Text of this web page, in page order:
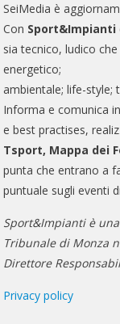
SeiMedia è
Con Sport&Impianti
sia tecnico, ludico
energetico;
ambientale; life-style;
Informa e comunica
e best practises,
Tsport, Mappa dei
punta che entrano a
puntuale sugli eventi
Sport&Impianti è
Tribunale di Monza
Direttore
Privacy policy